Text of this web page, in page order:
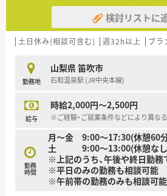
【募集背景と求める人物像について】
■事業拡大に伴う増員募集を行って
しながら柔軟に店舗運営を支えてい
す。
様とのコミュニケーションを大切に
ます。
■将来的に管理薬剤師などの責任あ
います。
■山梨と長野を中心に30店舗以上を
舗の新規出店を継続している勢いの
す。
■地域のみなさまと医療・介護・福祉
とを理念に掲げ、多角的な事業展開
検討リストに
土日休み(相談可含む) 週32h以上 ブラ
勤務地
山梨県 笛吹市
石和温泉駅 (JR中央本線)
給与
時給2,000円～2,500円
※ご経験・ご就業条件などにより異なる
勤務
時間
月～金 9:00～17:30(休憩60
土 9:00～13:00(休憩な
※上記のうち、午後や終日勤務
※平日のみの勤務も相談可能
※午前帯の勤務のみも相談可能